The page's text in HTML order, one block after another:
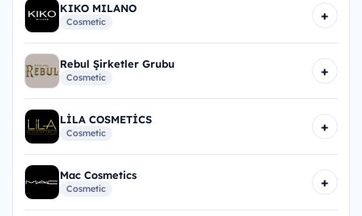
KIKO MILANO
Cosmetic +
Rebul Şirketler Grubu
Cosmetic +
LİLA COSMETİCS
Cosmetic +
Mac Cosmetics
Cosmetic +